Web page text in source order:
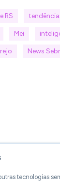
RS
Mei
News
tecnologias